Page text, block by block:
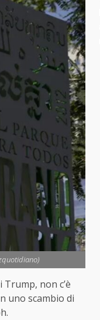
non c’è
uno scambio di